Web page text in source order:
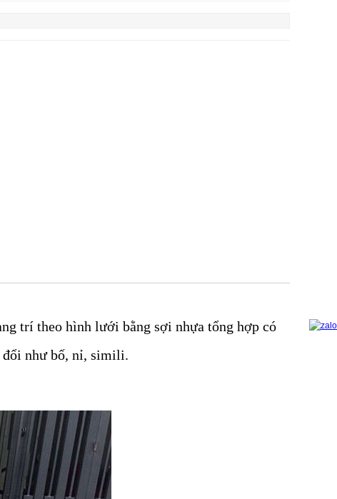
trí theo hình lưới bằng sợi nhựa tổng hợp có
đổi như bố, nỉ, simili.